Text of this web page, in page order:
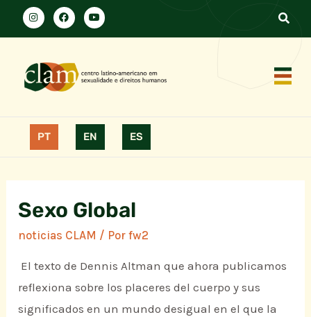
PT EN ES
Sexo Global
noticias CLAM / Porfw2
El texto de Dennis Altman que ahora publicamos
reflexiona sobre los placeres del cuerpo y sus
significados en un mundo desigual en el que la